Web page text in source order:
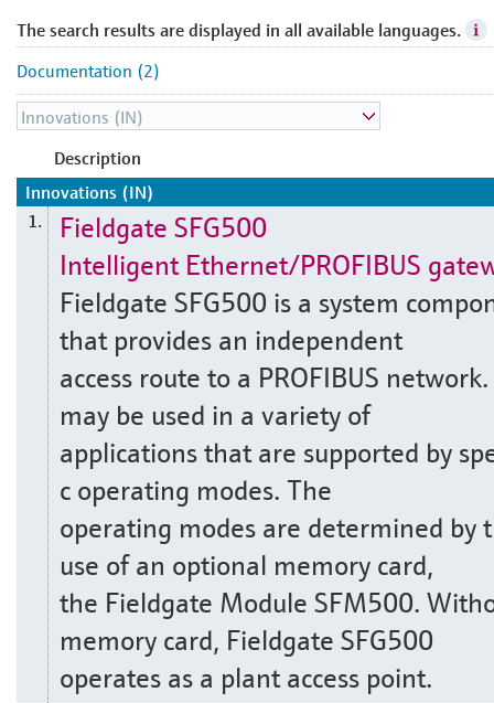
The search results are displayed in all available languages.
Documentation (2)
Description
Innovations (IN)
1.
Fieldgate SFG500
Intelligent Ethernet/PROFIBUS
Fieldgate SFG500 is a system
that provides an independent
access route to a PROFIBUS
may be used in a variety of
applications that are supported by
c operating modes. The
operating modes are determined by
use of an optional memory card,
the Fieldgate Module SFM500.
memory card, Fieldgate SFG500
operates as a plant access point.